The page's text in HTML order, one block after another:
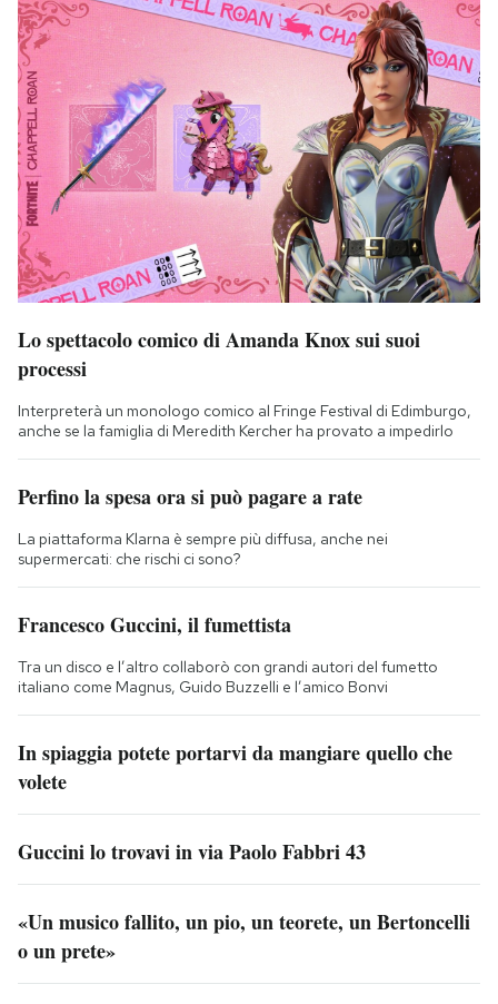
Lo spettacolo comico di Amanda Knox sui suoi
processi
Interpreterà un monologo comico al Fringe Festival di Edimburgo,
anche se la famiglia di Meredith Kercher ha provato a impedirlo
Perfino la spesa ora si può pagare a rate
La piattaforma Klarna è sempre più diffusa, anche nei
supermercati: che rischi ci sono?
Francesco Guccini, il fumettista
Tra un disco e l’altro collaborò con grandi autori del fumetto
italiano come Magnus, Guido Buzzelli e l’amico Bonvi
In spiaggia potete portarvi da mangiare quello che
volete
Guccini lo trovavi in via Paolo Fabbri 43
«Un musico fallito, un pio, un teorete, un Bertoncelli
o un prete»